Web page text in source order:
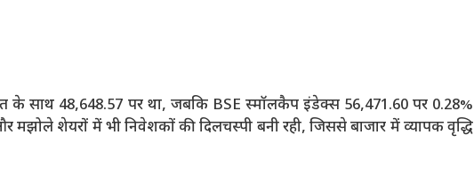
के साथ 48,648.57 पर था, जबकि BSE स्मॉलकैप इंडेक्स 56,471.60 पर 0.28%
मझोले शेयरों में भी निवेशकों की दिलचस्पी बनी रही, जिससे बाजार में व्यापक वृद्धि